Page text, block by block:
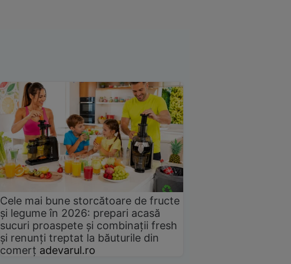
Cele mai bune storcătoare de fructe
și legume în 2026: prepari acasă
sucuri proaspete și combinații fresh
și renunți treptat la băuturile din
comerț adevarul.ro